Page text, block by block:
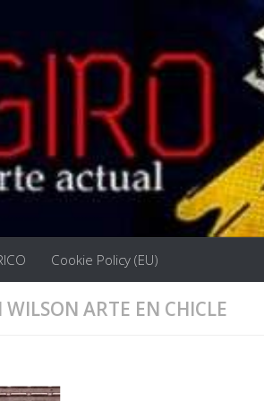
Cookie Policy (EU)
WILSON ARTE EN CHICLE